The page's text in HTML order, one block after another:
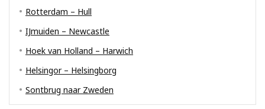
Rotterdam – Hull
IJmuiden – Newcastle
Hoek van Holland – Harwich
Helsingor – Helsingborg
Sontbrug naar Zweden